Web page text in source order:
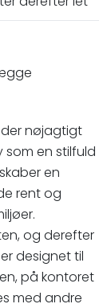
der nøjagtigt
en stilfuld
en
rent og
og derefter
designet til
på kontoret
med andre